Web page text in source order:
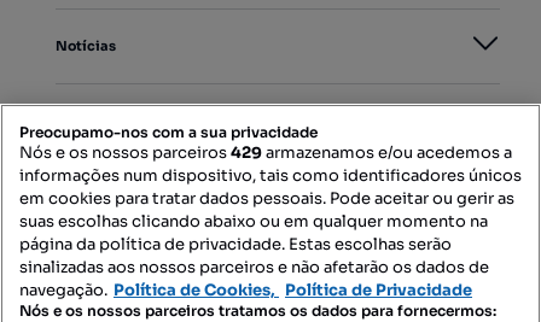
Notícias
Mapa do Site
Contacte-nos
Preocupamo-nos com a sua privacidade
Nós e os nossos parceiros429armazenamos e/ou acedemos a
informações num dispositivo, tais como identificadores únicos
em cookies para tratar dados pessoais. Pode aceitar ou gerir as
suas escolhas clicando abaixo ou em qualquer momento na
página da política de privacidade. Estas escolhas serão
sinalizadas aos nossos parceiros e não afetarão os dados de
navegação. Política de Cookies, Política de Privacidade
Nós e os nossos parceiros tratamos os dados para fornecermos: